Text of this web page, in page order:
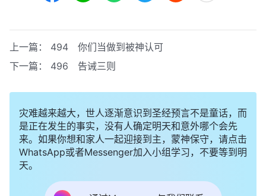
上一篇： 494 你们当做到被神认可
下一篇： 496 告诫三则
灾难越来越大，世人逐渐意识到圣经预言不是童话，而
是正在发生的事实，没有人确定明天和意外哪个会先
来。如果你想和家人一起迎接到主，蒙神保守，请点击
WhatsApp或者Messenger加入小组学习，不要等到明
天。